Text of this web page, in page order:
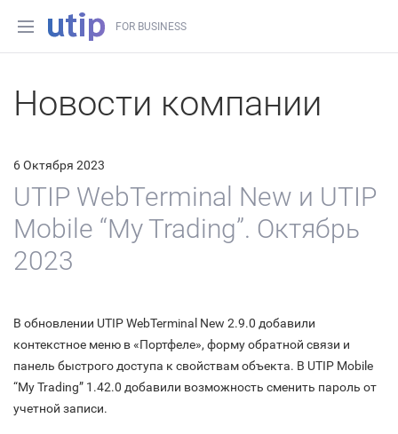
FOR BUSINESS
Новости компании
6 Октября 2023
UTIP WebTerminal New и UTIP
Mobile “My Trading”. Октябрь
2023
В обновлении UTIP WebTerminal New 2.9.0 добавили
контекстное меню в «Портфеле», форму обратной связи и
панель быстрого доступа к свойствам объекта. В UTIP Mobile
“My Trading” 1.42.0 добавили возможность сменить пароль от
учетной записи.